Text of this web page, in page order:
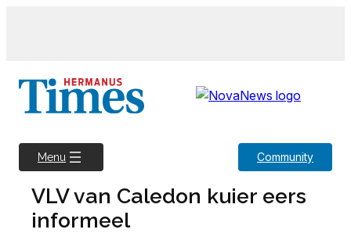
Menu Community
VLV van Caledon kuier eers
informeel